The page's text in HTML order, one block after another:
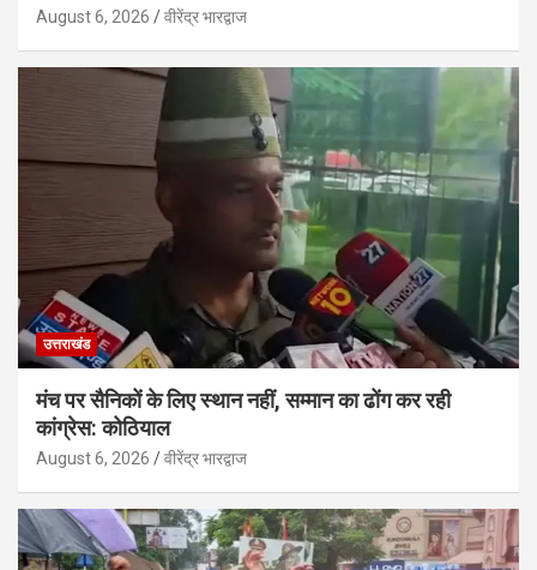
August 6, 2026 वीरेंद्र भारद्वाज
उत्तराखंड
मंच पर सैनिकों के लिए स्थान नहीं, सम्मान का ढोंग कर रही
कांग्रेस: कोठियाल
August 6, 2026 वीरेंद्र भारद्वाज